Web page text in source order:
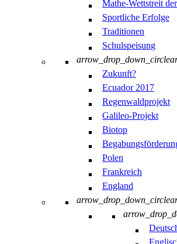
Mathe-Wettstreit
Sportliche Erfolge
Traditionen
Schulspeisung
arrow_drop_down_circle
Zukunft?
Ecuador 2017
Regenwaldprojekt
Galileo-Projekt
Biotop
Polen
Frankreich
England
arrow_drop_down_circle